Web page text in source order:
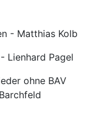
- Matthias Kolb
Lienhard Pagel
ohne BAV